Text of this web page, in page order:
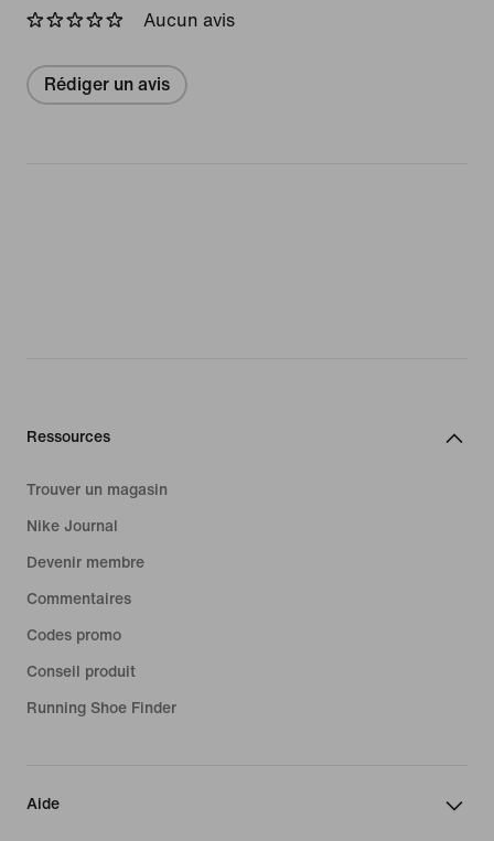
Aucun avis
Rédiger un avis
Ressources
Trouver un magasin
Nike Journal
Devenir membre
Commentaires
Codes promo
Conseil produit
Running Shoe Finder
Aide